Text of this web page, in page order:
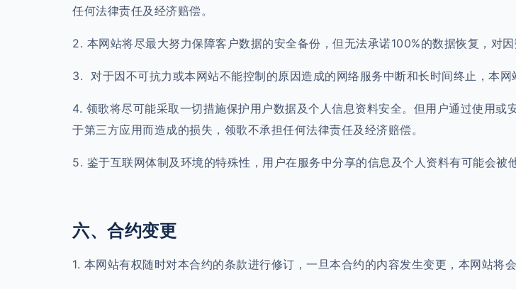
任何法律责任及经济赔偿。
2. 本网站将尽最大努力保障客户数据的安全备份，但无法承诺100%的数据恢复，对
3. 对于因不可抗力或本网站不能控制的原因造成的网络服务中断和长时间终止，本
4. 领歌将尽可能采取一切措施保护用户数据及个人信息资料安全。但用户通过使用
于第三方应用而造成的损失，领歌不承担任何法律责任及经济赔偿。
5. 鉴于互联网体制及环境的特殊性，用户在服务中分享的信息及个人资料有可能会被
六、合约变更
1. 本网站有权随时对本合约的条款进行修订，一旦本合约的内容发生变更，本网站将